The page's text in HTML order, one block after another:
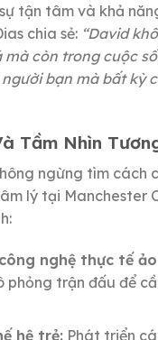
tận tâm và khả
chia sẻ: “David
mà còn trong cuộc
bạn mà bất kỳ
Tầm Nhìn
ngừng tìm cách
lý tại Manchester
nghệ thực tế ảo
phỏng trận đấu để
hệ trẻ:Phát triển